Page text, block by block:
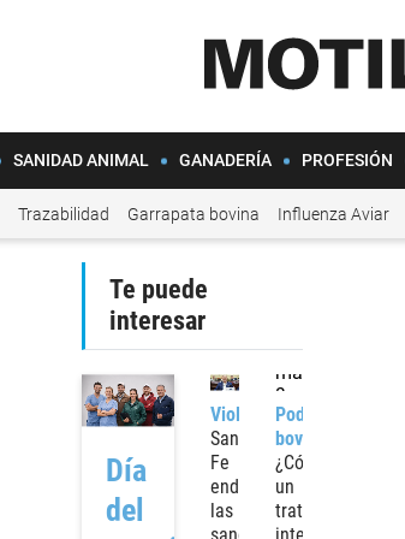
SANIDAD ANIMAL GANADERÍA PROFESIÓN
Trazabilidad Garrapata bovina Influenza Aviar
Te puede
interesar
Día
del
Violencia
Santa
Fe
endurece
las
sanciones
Podología
bovina
¿Cómo
un
tratamiento
integral